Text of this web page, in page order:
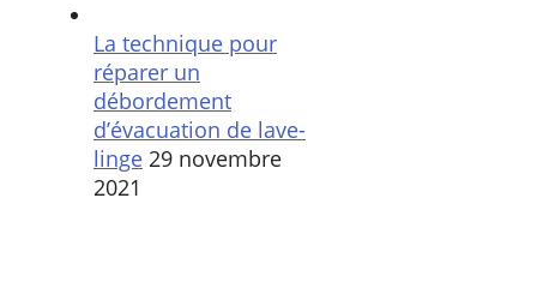
La technique pour
réparer un
débordement
d’évacuation de lave-
linge 29 novembre
2021